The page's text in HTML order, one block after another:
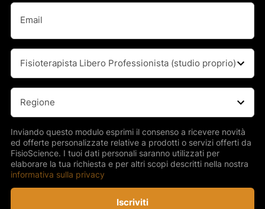
Email
Professione
Regione
Inviando questo modulo esprimi il consenso a ricevere novità
ed offerte personalizzate relative a prodotti o servizi offerti da
FisioScience. I tuoi dati personali saranno utilizzati per
elaborare la tua richiesta e per altri scopi descritti nella nostra
informativa sulla privacy
Iscriviti